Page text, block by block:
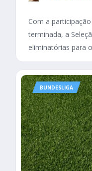
Com a
terminada, a
eliminatórias para
BUNDESLIGA